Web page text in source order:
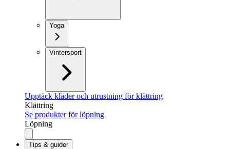
Yoga
Vintersport
Upptäck kläder och utrustning för klättring
Klättring
Se produkter för löpning
Löpning
Tips & guider